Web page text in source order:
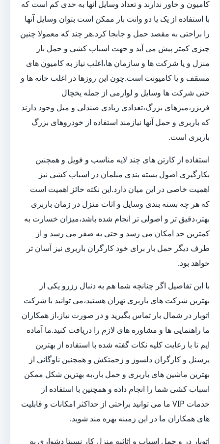
کامیون و خاور ندارند و تعداد وسایل آنها به حدی کم است که
با استفاده از یک یا دو وانت بار ممکن است بتوان وسایل آنها
را براحتی به مقصد حمل و جابجا کرد.هر چند که معمولا چنین
چیزی کمتر پیش می آید و جهت اسباب کشی و حمل بار
منزل و یا شرکت ها و سازمان ها،اغلب نیاز به کامیون های
مسقف و یا کامیونت است.چون این روزها در اغلب خانه ها و
حتی شرکت ها وسایل و لوازمی از جمله یخچال
فریزر،میزهای بزرگ،تعدادی زیادی صندلی و مبل وجود دارند
که باربری و حمل آنها نیازمند استفاده از خودروهای بزرگ
باربری است.
استفاده از کارتن های چند لایه مناسب و فویل و همچنین
بکارگیری اصول بسته بندی مبلمان در اسباب کشی نیز
اهمیت خاصی در این میان دارد.این نکته حائز اهمیت است
که هر چه بسته بندی وسایل و اثاث منزل در زمان باربری
بهتر،دقیق تر و اصولی تر انجام شده باشد،میزان خسارت به
کمترین حد امکان می رسد و حتی به صفر می رسد و از
طرف دیگر حمل بار برای خود کارگران باربری نیز آسان تر
خواهد بود.
با این تفاصیل اگر چنانچه شما هم به دنبال رزرو یکی از
بهترین شرکت های باربری تهران هستید،می توانید با شرکت
اتوبار در شمال بار تماس بگیرید و در صورت نیاز،از همکاران
ما راهنمایی ها و مشاوره های لازم را دریافت کنید.ما آماده
ایم تا با رعایت کلیه نکات گفته شده با استفاده از بهترین
پرسنل و کارگران دلسوز و زحمتکش و همچنین ناوگانی از
بهترین ماشین های باربری و حمل بار،به بهترین شکل ممکن
اسباب کشی شما را انجام داده و همچنین با استفاده از
خدمات VIP ما می توانید براحتی از حداکثر امکانات و قابلیت
های همکاران ما در این زمینه بهره مند شوید.
اتوبار در و حمل اسباب و اثاثیه منزل کار نسبتا دشواری به